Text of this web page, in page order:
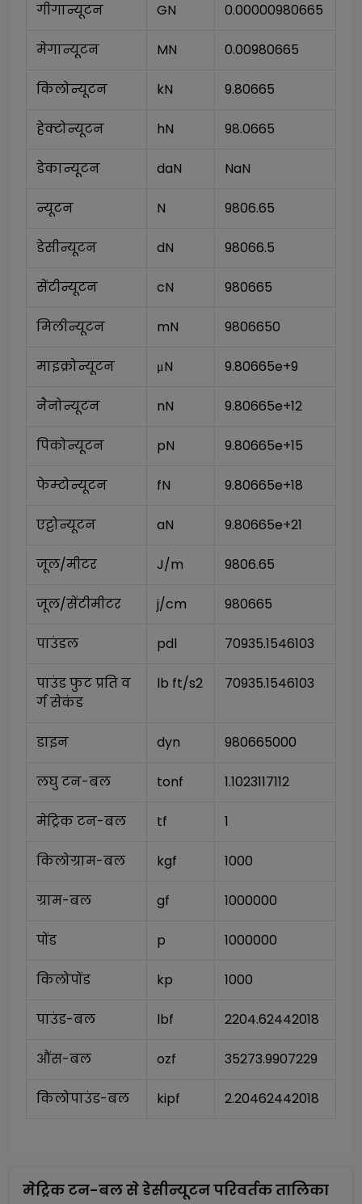
गीगान्यूटन GN 0.00000980665
मेगान्यूटन MN 0.00980665
किलोन्यूटन kN 9.80665
हेक्टोन्यूटन hN 98.0665
डेकान्यूटन daN NaN
न्यूटन N 9806.65
डेसीन्यूटन dN 98066.5
सेंटीन्यूटन cN 980665
मिलीन्यूटन mN 9806650
माइक्रोन्यूटन μN 9.80665e+9
नैनोन्यूटन nN 9.80665e+12
पिकोन्यूटन pN 9.80665e+15
फेम्टोन्यूटन fN 9.80665e+18
एट्टोन्यूटन aN 9.80665e+21
जूल/मीटर J/m 9806.65
जूल/सेंटीमीटर j/cm 980665
पाउंडल pdl 70935.1546103
पाउंड फुट प्रति व
र्ग सेकंड
lb ft/s2 70935.1546103
डाइन dyn 980665000
लघु टन-बल tonf 1.1023117112
मेट्रिक टन-बल tf 1
किलोग्राम-बल kgf 1000
ग्राम-बल gf 1000000
पोंड p 1000000
किलोपोंड kp 1000
पाउंड-बल lbf 2204.62442018
औंस-बल ozf 35273.9907229
किलोपाउंड-बल kipf 2.20462442018
मेट्रिक टन-बलसेडेसीन्यूटनपरिवर्तक तालिका